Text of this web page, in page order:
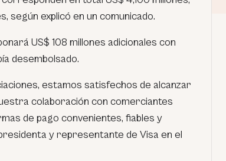
según explicó en un comunicado.
US$ 108 millones adicionales con
desembolsado.
estamos satisfechos de alcanzar
colaboración con comerciantes
de pago convenientes, fiables y
y representante de Visa en el